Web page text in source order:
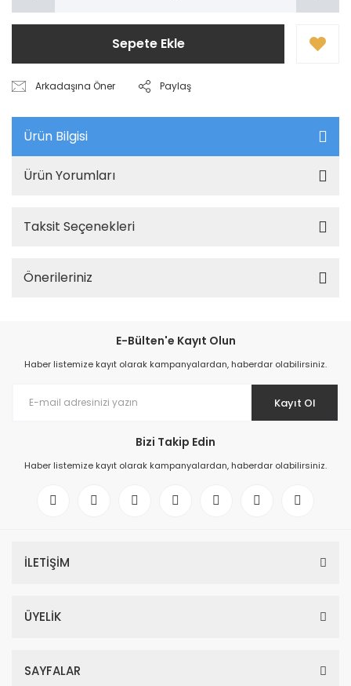
Sepete Ekle
Arkadaşına Öner Paylaş
Ürün Bilgisi
Ürün Yorumları
Taksit Seçenekleri
Önerileriniz
E-Bülten'e Kayıt Olun
Haber listemize kayıt olarak kampanyalardan, haberdar olabilirsiniz.
Kayıt Ol
Bizi Takip Edin
Haber listemize kayıt olarak kampanyalardan, haberdar olabilirsiniz.
İLETİŞİM
ÜYELİK
SAYFALAR